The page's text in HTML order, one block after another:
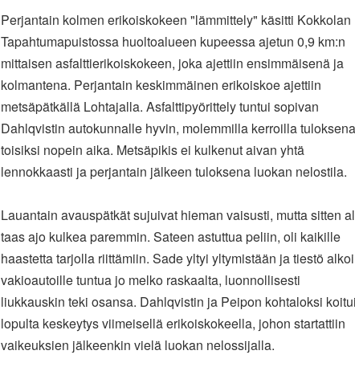
Perjantain kolmen erikoiskokeen "lämmittely" käsitti Kokkolan
Tapahtumapuistossa huoltoalueen kupeessa ajetun 0,9 km:n
mittaisen asfalttierikoiskokeen, joka ajettiin ensimmäisenä ja
kolmantena. Perjantain keskimmäinen erikoiskoe ajettiin
metsäpätkällä Lohtajalla. Asfalttipyörittely tuntui sopivan
Dahlqvistin autokunnalle hyvin, molemmilla kerroilla tuloksena
toisiksi nopein aika. Metsäpikis ei kulkenut aivan yhtä
lennokkaasti ja perjantain jälkeen tuloksena luokan nelostila.
Lauantain avauspätkät sujuivat hieman vaisusti, mutta sitten
taas ajo kulkea paremmin. Sateen astuttua peliin, oli kaikille
haastetta tarjolla riittämiin. Sade yltyi yltymistään ja tiestö alkoi
vakioautoille tuntua jo melko raskaalta, luonnollisesti
liukkauskin teki osansa. Dahlqvistin ja Peipon kohtaloksi koitui
lopulta keskeytys viimeisellä erikoiskokeella, johon startattiin
vaikeuksien jälkeenkin vielä luokan nelossijalla.